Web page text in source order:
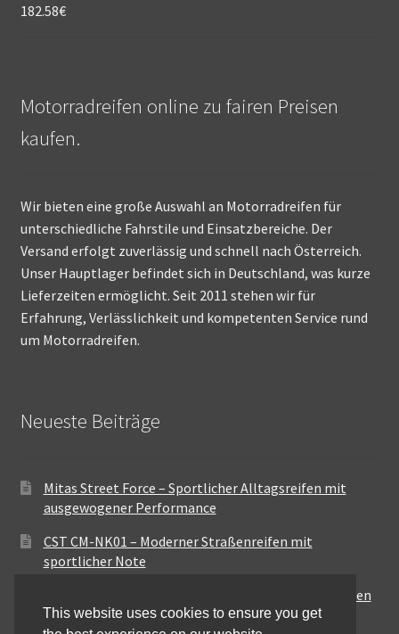
182.58€
Motorradreifen online zu fairen Preisen
kaufen.
Wir bieten eine große Auswahl an Motorradreifen für
unterschiedliche Fahrstile und Einsatzbereiche. Der
Versand erfolgt zuverlässig und schnell nach Österreich.
Unser Hauptlager befindet sich in Deutschland, was kurze
Lieferzeiten ermöglicht. Seit 2011 stehen wir für
Erfahrung, Verlässlichkeit und kompetenten Service rund
um Motorradreifen.
Neueste Beiträge
Mitas Street Force – Sportlicher Alltagsreifen mit
ausgewogener Performance
CST CM-NK01 – Moderner Straßenreifen mit
sportlicher Note
Maxxis MA-ST3 – Ausgewogener Sport-Touring-Reifen
für vielseitige Einsätze
This website uses cookies to ensure you get